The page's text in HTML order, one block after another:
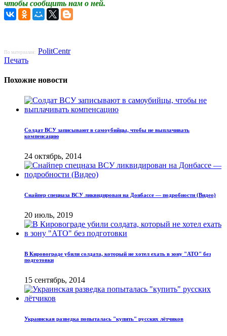
чтобы сообщить нам о ней.
По материалам: PolitCentr
Печать
Похожие новости
Солдат ВСУ записывают в самоубийцы, чтобы не выплачивать
компенсацию
24 октябрь, 2014
Снайпер спецназа ВСУ ликвидирован на Донбассе — подробности (Видео)
20 июль, 2019
В Кировограде убили солдата, который не хотел ехать в зону "АТО" без
подготовки
15 сентябрь, 2014
Украинская разведка попыталась "купить" русских лётчиков